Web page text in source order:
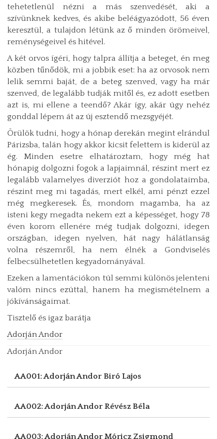
tehetetlenül nézni a más szenvedését, aki a
szívünknek kedves, és akibe beléágyazódott, 56 éven
keresztül, a tulajdon létünk az ő minden örömeivel,
reménységeivel és hitével.
A két orvos ígéri, hogy talpra állítja a beteget, én meg
közben tűnődök, mi a jobbik eset: ha az orvosok nem
lelik semmi baját, de a beteg szenved, vagy ha már
szenved, de legalább tudják mitől és, ez adott esetben
azt is, mi ellene a teendő? Akár így, akár úgy nehéz
gonddal lépem át az új esztendő mezsgyéjét.
Örülök tudni, hogy a hónap derekán megint elrándul
Párizsba, talán hogy akkor kicsit felettem is kiderül az
ég. Minden esetre elhatároztam, hogy még hat
hónapig dolgozni fogok a lapjaimnál, részint mert ez
legalább valamelyes diverziót hoz a gondolataimba,
részint meg mi tagadás, mert elkél, ami pénzt ezzel
még megkeresek. És, mondom magamba, ha az
isteni kegy megadta nekem ezt a képességet, hogy 78
éven korom ellenére még tudjak dolgozni, idegen
országban, idegen nyelven, hát nagy hálátlanság
volna részemről, ha nem élnék a Gondviselés
felbecsülhetetlen kegyadományával.
Ezeken a lamentációkon túl semmi különös jelenteni
valóm nincs ezúttal, hanem ha megismételnem a
jókívánságaimat.
Tisztelő és igaz barátja
Adorján Andor
Adorján Andor
AA001: Adorján Andor Biró Lajos
AA002: Adorján Andor Révész Béla
AA003: Adorján Andor Móricz Zsigmond